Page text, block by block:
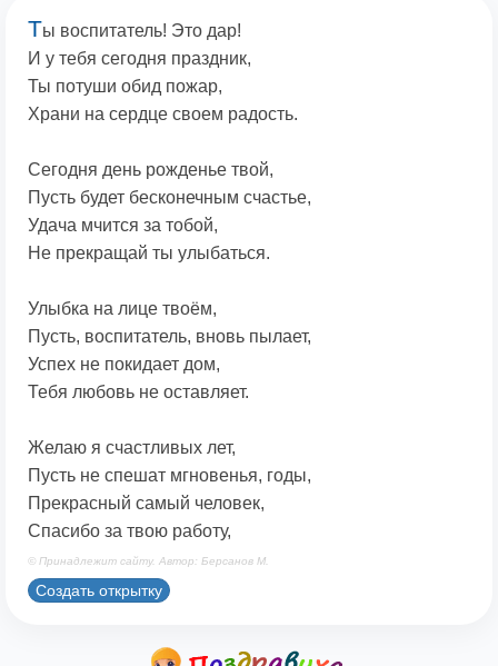
Ты воспитатель! Это дар!
И у тебя сегодня праздник,
Ты потуши обид пожар,
Храни на сердце своем радость.
Сегодня день рожденье твой,
Пусть будет бесконечным счастье,
Удача мчится за тобой,
Не прекращай ты улыбаться.
Улыбка на лице твоём,
Пусть, воспитатель, вновь пылает,
Успех не покидает дом,
Тебя любовь не оставляет.
Желаю я счастливых лет,
Пусть не спешат мгновенья, годы,
Прекрасный самый человек,
Спасибо за твою работу,
© Принадлежит сайту. Автор: Берсанов М.
Создать открытку